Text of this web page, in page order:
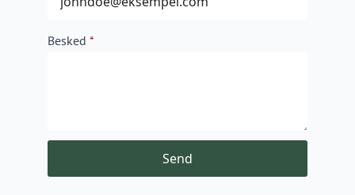
Besked *
Send